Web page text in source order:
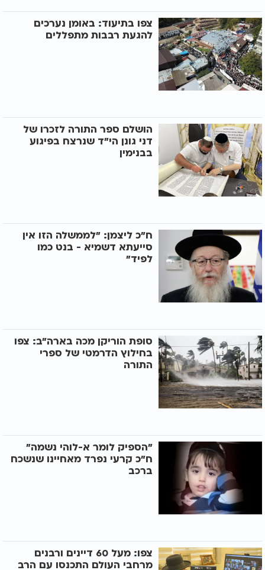
צפו בתיעוד: באומן נערכים
להגעת רבבות מתפללים
הושלם ספר התורה לזכרו של
דני גונן הי"ד שנרצח בפיגוע
בבנימין
ח"כ ליצמן: "לממשלה הזו אין
סייעתא דשמיא - בנט כמו
לפיד"
סופת הוריקן מכה בארה"ב: צפו
בחילוץ הדרמטי של ספרי
התורה
"הספיק לומר א-לוהי נשמה"
ח"כ קרעי נפרד מאחיינו שנשכח
ברכב
צפו: מעל 60 דיינים ורבנים
מרחבי העולם התכנסו עם הרב